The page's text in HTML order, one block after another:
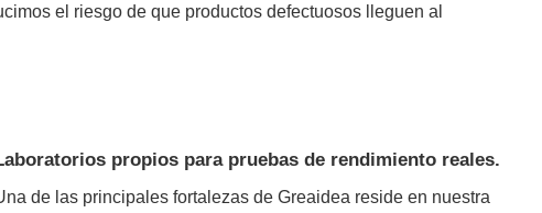
el riesgo de que productos defectuosos lleguen al
propios para pruebas de rendimiento reales.
de las principales fortalezas de Greaidea reside en nuestra